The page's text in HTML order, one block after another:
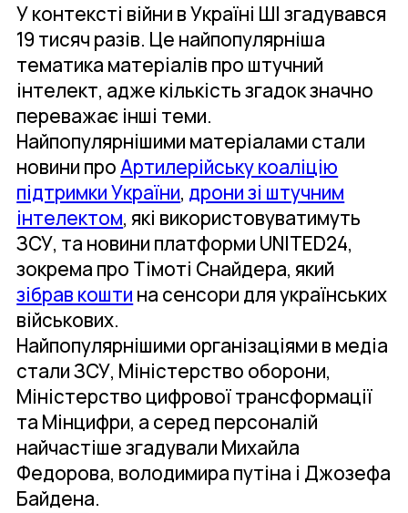
У контексті війни в Україні ШІ згадувався
19 тисяч разів. Це найпопулярніша
тематика матеріалів про штучний
інтелект, адже кількість згадок значно
переважає інші теми.
Найпопулярнішими матеріалами стали
новини проАртилерійську коаліцію
підтримки України, дрони зі штучним
інтелектом, які використовуватимуть
ЗСУ, та новини платформи UNITED24,
зокрема про Тімоті Снайдера, який
зібрав кошти на сенсори для українських
військових.
Найпопулярнішими організаціями в медіа
стали ЗСУ, Міністерство оборони,
Міністерство цифрової трансформації
та Мінцифри, а серед персоналій
найчастіше згадували Михайла
Федорова, володимира путіна і Джозефа
Байдена.